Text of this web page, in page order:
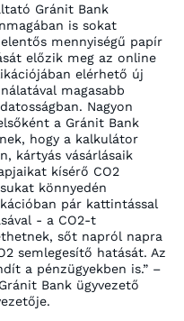
Gránit Bank
is sokat
mennyiségű papír
előzik meg az online
elérhető új
magasabb
Nagyon
a Gránit Bank
hogy a kalkulátor
kártyás vásárlásaik
kísérő CO2
könnyedén
pár kattintással
- a CO2-t
sőt napról napra
semlegesítő hatását. Az
a pénzügyekben is.” –
Bank ügyvezető